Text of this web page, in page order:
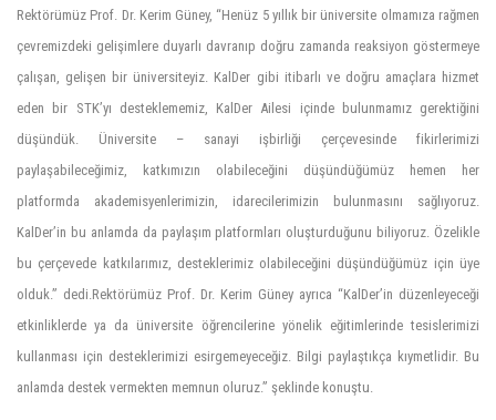
Rektörümüz Prof. Dr. Kerim Güney, “Henüz 5 yıllık bir üniversite olmamıza rağmen
çevremizdeki gelişimlere duyarlı davranıp doğru zamanda reaksiyon göstermeye
çalışan, gelişen bir üniversiteyiz. KalDer gibi itibarlı ve doğru amaçlara hizmet
eden bir STK’yı desteklememiz, KalDer Ailesi içinde bulunmamız gerektiğini
düşündük. Üniversite – sanayi işbirliği çerçevesinde fikirlerimizi
paylaşabileceğimiz, katkımızın olabileceğini düşündüğümüz hemen her
platformda akademisyenlerimizin, idarecilerimizin bulunmasını sağlıyoruz.
KalDer’in bu anlamda da paylaşım platformları oluşturduğunu biliyoruz. Özelikle
bu çerçevede katkılarımız, desteklerimiz olabileceğini düşündüğümüz için üye
olduk.” dedi.Rektörümüz Prof. Dr. Kerim Güney ayrıca “KalDer’in düzenleyeceği
etkinliklerde ya da üniversite öğrencilerine yönelik eğitimlerinde tesislerimizi
kullanması için desteklerimizi esirgemeyeceğiz. Bilgi paylaştıkça kıymetlidir. Bu
anlamda destek vermekten memnun oluruz.” şeklinde konuştu.